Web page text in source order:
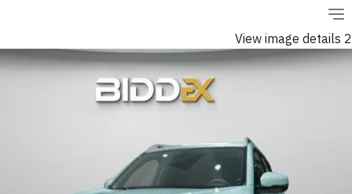
View image details 2